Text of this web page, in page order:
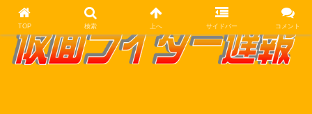
TOP 検索 上へ サイドバー コメント